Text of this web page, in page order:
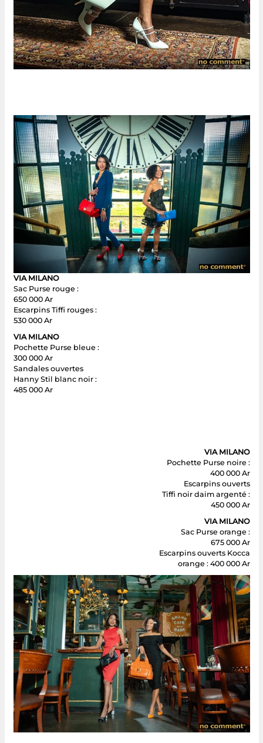
VIA MILANO
Sac Purse rouge :
650 000 Ar
Escarpins Tiffi rouges :
530 000 Ar
VIA MILANO
Pochette Purse bleue :
300 000 Ar
Sandales ouvertes
Hanny Stil blanc noir :
485 000 Ar
VIA MILANO
Pochette Purse noire :
400 000 Ar
Escarpins ouverts
Tiffi noir daim argenté :
450 000 Ar
VIA MILANO
Sac Purse orange :
675 000 Ar
Escarpins ouverts Kocca
orange : 400 000 Ar